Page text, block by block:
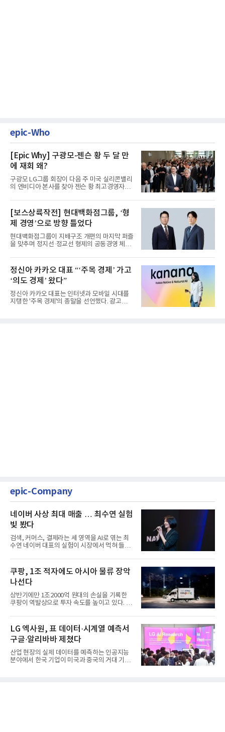
epic-Who
[Epic Why] 구광모-젠슨 황 두 달 만
에 재회 왜?
구광모 LG그룹 회장이 다음 주 미국 실리콘밸리
의 엔비디아 본사를 찾아 젠슨 황 최고경영자
[보스상륙작전] 현대백화점그룹, ‘형
제 경영’으로 방향 틀었다
현대백화점그룹이 지배구조 개편의 마지막 퍼즐
을 맞추며 정지선·정교선 형제의 공동경영 체제
정신아 카카오 대표 “‘주목 경제’ 가고
‘의도 경제’ 왔다”
정신아 카카오 대표는 인터넷과 모바일 시대를
지탱한 '주목 경제'의 종말을 선언했다. 광고를
epic-Company
네이버 사상 최대 매출 … 최수연 실험
빛 봤다
검색, 커머스, 결제라는 세 영역을 AI로 엮는 최
수연 네이버 대표의 실험이 시장에서 먹혀 들어
쿠팡, 1조 적자에도 아시아 물류 장악
나선다
상반기에만 1조2000억 원대의 손실을 기록한
쿠팡이 역발상으로 투자 속도를 높이고 있다. 이
LG 엑사원, 표 데이터·시계열 예측서
구글·알리바바 제쳤다
산업 현장의 실제 데이터를 예측하는 인공지능
분야에서 한국 기업이 미국과 중국의 거대 기술